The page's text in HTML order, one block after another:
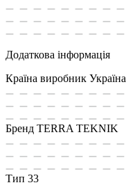
Додаткова інформація
Країна виробник Україна
Бренд TERRA TEKNIK
Тип 33